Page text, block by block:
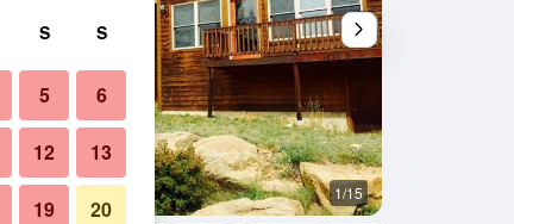
1/15
S S
5 6
12 13
19 20